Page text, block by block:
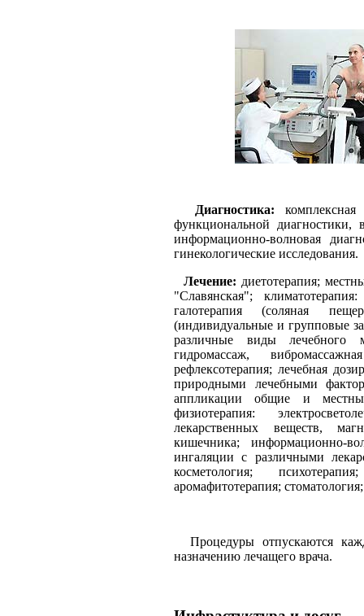
Диагностика: комплексная
функциональной диагностики,
информационно-волновая
гинекологические исследования.
Лечение: диетотерапия;
"Славянская";
галотерапия (соляная
(индивидуальные и групповые
различные виды лечебного
гидромассаж,
рефлексотерапия; лечебная
природными лечебными
аппликации общие и
физиотерапия:
лекарственных веществ,
кишечника; информационно-
ингаляции с различными
косметология;
аромафитотерапия;
Процедуры отпускаются
назначению лечащего врача.